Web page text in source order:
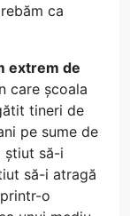
ca
extrem de
care școala
tineri de
pe sume de
știut să-i
să-i atragă
o